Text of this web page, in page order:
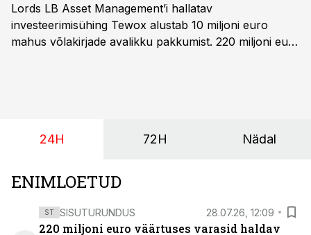
Lords LB Asset Management’i hallatav
investeerimisühing Tewox alustab 10 miljoni euro
mahus võlakirjade avalikku pakkumist. 220 miljoni euro
24H 72H Nädal
ENIMLOETUD
ST SISUTURUNDUS 28.07.26, 12:09
220 miljoni euro väärtuses varasid haldav